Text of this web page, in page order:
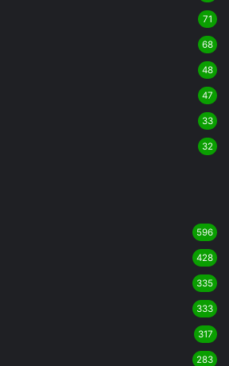
71
68
48
47
33
32
596
428
335
333
317
283